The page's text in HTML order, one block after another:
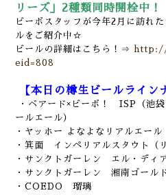
リーズ」2種類同時開栓中！
ビーボスタッフが今年2月に訪れ
ルをご紹介中☆
ビールの詳細はこちら！⇒
eid=808
【本日の樽生ビールライン
・ベアード×ビーボ！ ISP（池
ールエール）
・ヤッホー よなよなリアルエール
・箕面 インペリアルスタウト（
・サンクトガーレン エル・ディ
・サンクトガーレン 湘南ゴール
・COEDO 瑠璃